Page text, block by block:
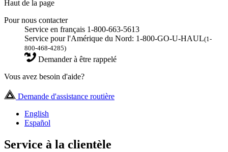
Haut de la page
Pour nous contacter
Service en français 1-800-663-5613
Service pour l'Amérique du Nord: 1-800-GO-U-HAUL(1-
800-468-4285)
Demander à être rappelé
Vous avez besoin d'aide?
Demande d'assistance routière
English
Español
Service à la clientèle